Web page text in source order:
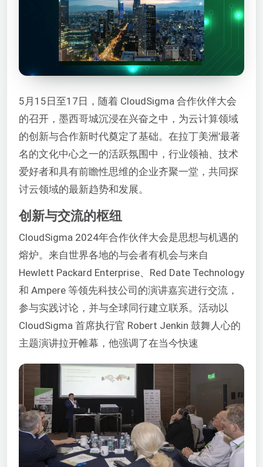
5月15日至17日，随着 CloudSigma 合作伙伴大会
的召开，墨西哥城沉浸在兴奋之中，为云计算领域
的创新与合作新时代奠定了基础。在拉丁美洲’最著
名的文化中心之一的活跃氛围中，行业领袖、技术
爱好者和具有前瞻性思维的企业齐聚一堂，共同探
讨云领域的最新趋势和发展。
创新与交流的枢纽
CloudSigma 2024年合作伙伴大会是思想与机遇的
熔炉。来自世界各地的与会者有机会与来自
Hewlett Packard Enterprise、Red Date Technology
和 Ampere 等领先科技公司的演讲嘉宾进行交流，
参与实践讨论，并与全球同行建立联系。活动以
CloudSigma 首席执行官 Robert Jenkin 鼓舞人心的
主题演讲拉开帷幕，他强调了在当今快速